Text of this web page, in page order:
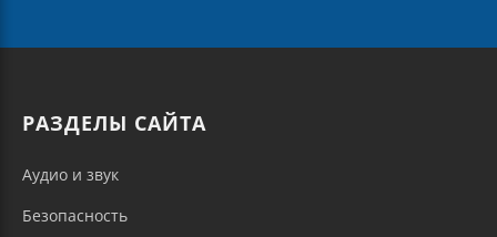
РАЗДЕЛЫ САЙТА
Аудио и звук
Безопасность